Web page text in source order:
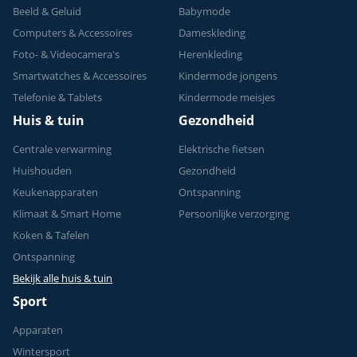
Beeld & Geluid
Computers & Accessoires
Foto- & Videocamera's
Smartwatches & Accessoires
Telefonie & Tablets
Babymode
Dameskleding
Herenkleding
Kindermode jongens
Kindermode meisjes
Huis & tuin
Centrale verwarming
Huishouden
Keukenapparaten
Klimaat & Smart Home
Koken & Tafelen
Ontspanning
Bekijk alle huis & tuin
Gezondheid
Elektrische fietsen
Gezondheid
Ontspanning
Persoonlijke verzorging
Sport
Apparaten
Wintersport